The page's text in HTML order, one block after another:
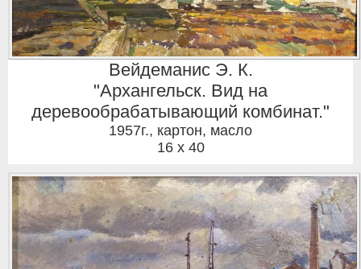
Вейдеманис Э. К.
"Архангельск. Вид на
деревообрабатывающий комбинат."
1957г., картон, масло
16 x 40